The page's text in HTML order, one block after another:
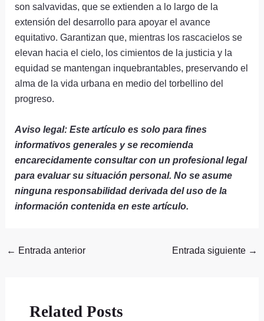
son salvavidas, que se extienden a lo largo de la
extensión del desarrollo para apoyar el avance
equitativo. Garantizan que, mientras los rascacielos se
elevan hacia el cielo, los cimientos de la justicia y la
equidad se mantengan inquebrantables, preservando el
alma de la vida urbana en medio del torbellino del
progreso.
Aviso legal: Este artículo es solo para fines
informativos generales y se recomienda
encarecidamente consultar con un profesional legal
para evaluar su situación personal. No se asume
ninguna responsabilidad derivada del uso de la
información contenida en este artículo.
← Entrada anterior Entrada siguiente →
Related Posts